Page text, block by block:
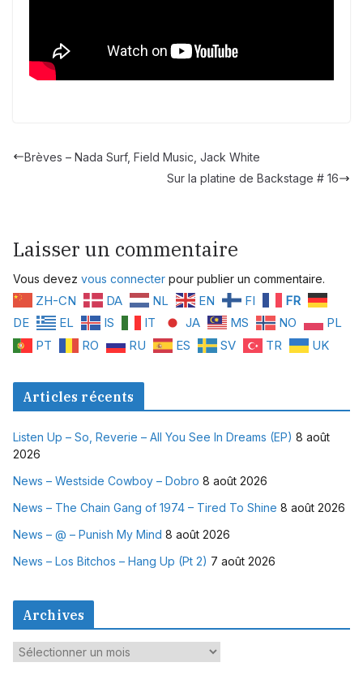
Brèves – Nada Surf, Field Music, Jack White
Sur la platine de Backstage # 16
Laisser un commentaire
Vous devez vous connecter pour publier un commentaire.
ZH-CN DA NL EN FI
FR
DE
EL IS IT JA MS NO
PL
PT
RO RU ES SV TR UK
Articles récents
Listen Up – So, Reverie – All You See In Dreams (EP) 8 août
2026
News – Westside Cowboy – Dobro 8 août 2026
News – The Chain Gang of 1974 – Tired To Shine 8 août 2026
News – @ – Punish My Mind 8 août 2026
News – Los Bitchos – Hang Up (Pt 2) 7 août 2026
Archives
A